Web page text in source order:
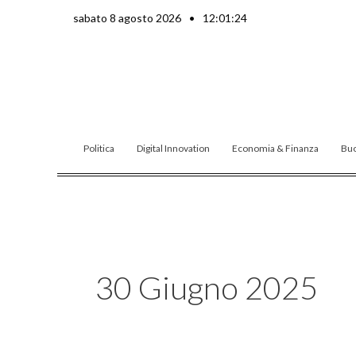
sabato 8 agosto 2026 • 12:01:26
Politica Digital Innovation Economia & Finanza
30 Giugno 2025